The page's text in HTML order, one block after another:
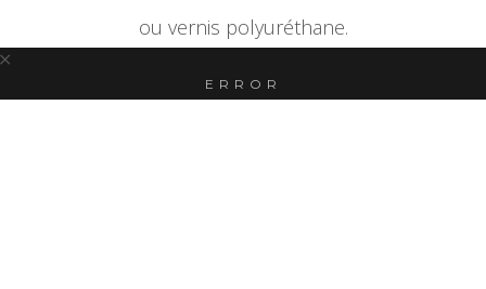
ou vernis polyuréthane.
ERROR